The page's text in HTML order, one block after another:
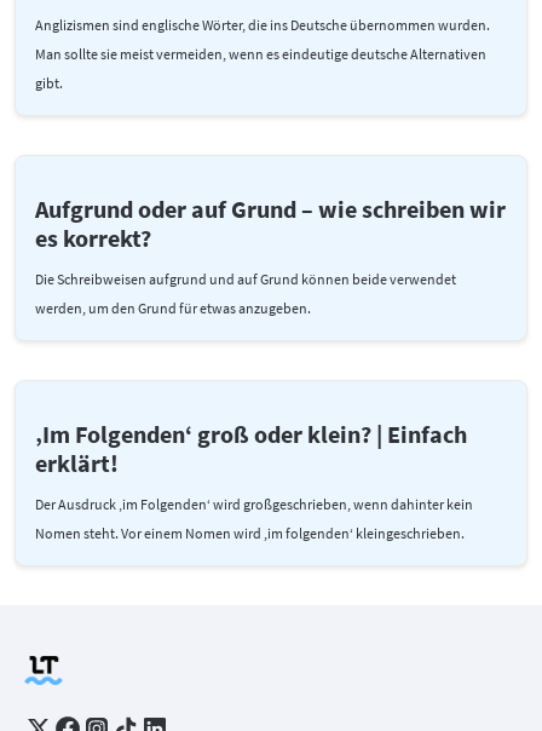
Anglizismen sind englische Wörter, die ins Deutsche übernommen wurden.
Man sollte sie meist vermeiden, wenn es eindeutige deutsche Alternativen
gibt.
Aufgrund oder auf Grund – wie schreiben wir
es korrekt?
Die Schreibweisen aufgrund und auf Grund können beide verwendet
werden, um den Grund für etwas anzugeben.
‚Im Folgenden‘ groß oder klein? | Einfach
erklärt!
Der Ausdruck ‚im Folgenden‘ wird großgeschrieben, wenn dahinter kein
Nomen steht. Vor einem Nomen wird ,im folgenden‘ kleingeschrieben.